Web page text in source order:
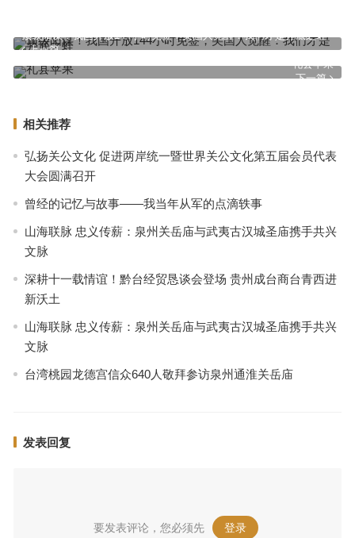
上一篇
顶级阳谋！我国开放144小时免签，美国人觉醒：我们才是井底之蛙
下一篇
礼县苹果
相关推荐
弘扬关公文化 促进两岸统一暨世界关公文化第五届会员代表
大会圆满召开
曾经的记忆与故事——我当年从军的点滴轶事
山海联脉 忠义传薪：泉州关岳庙与武夷古汉城圣庙携手共兴
文脉
深耕十一载情谊！黔台经贸恳谈会登场 贵州成台商台青西进
新沃土
山海联脉 忠义传薪：泉州关岳庙与武夷古汉城圣庙携手共兴
文脉
台湾桃园龙德宫信众640人敬拜参访泉州通淮关岳庙
发表回复
要发表评论，您必须先 登录 。